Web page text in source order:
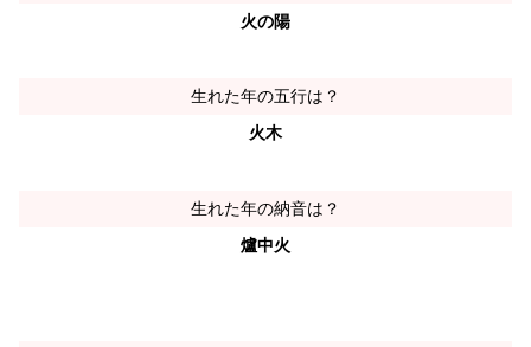
火の陽
生れた年の五行は？
火木
生れた年の納音は？
爐中火